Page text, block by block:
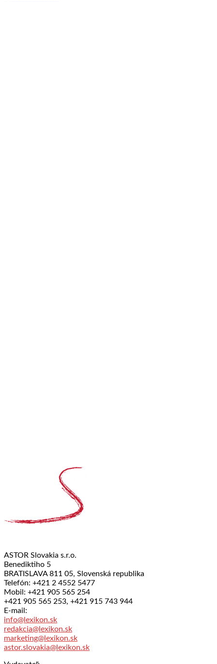
ASTOR Slovakia s.r.o.
Benediktiho 5
BRATISLAVA 811 05, Slovenská republika
Telefón: +421 2 4552 5477
Mobil: +421 905 565 254
+421 905 565 253, +421 915 743 944
E-mail:
info@lexikon.sk
redakcia@lexikon.sk
marketing@lexikon.sk
astor.slovakia@lexikon.sk